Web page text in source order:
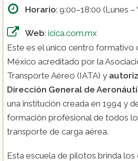
Horario: 9:00–18:00 (Lunes –
Web: icica.com.mx
Este es el único centro formativo
México acreditado por la
Transporte Aéreo (IATA) y
Dirección General de
una institución creada en 1994 y
formación profesional de todos
transporte de carga aérea.
Esta escuela de pilotos brinda los